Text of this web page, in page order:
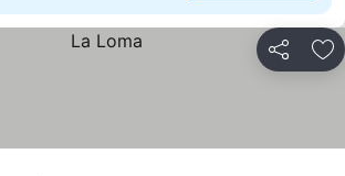
Compartir